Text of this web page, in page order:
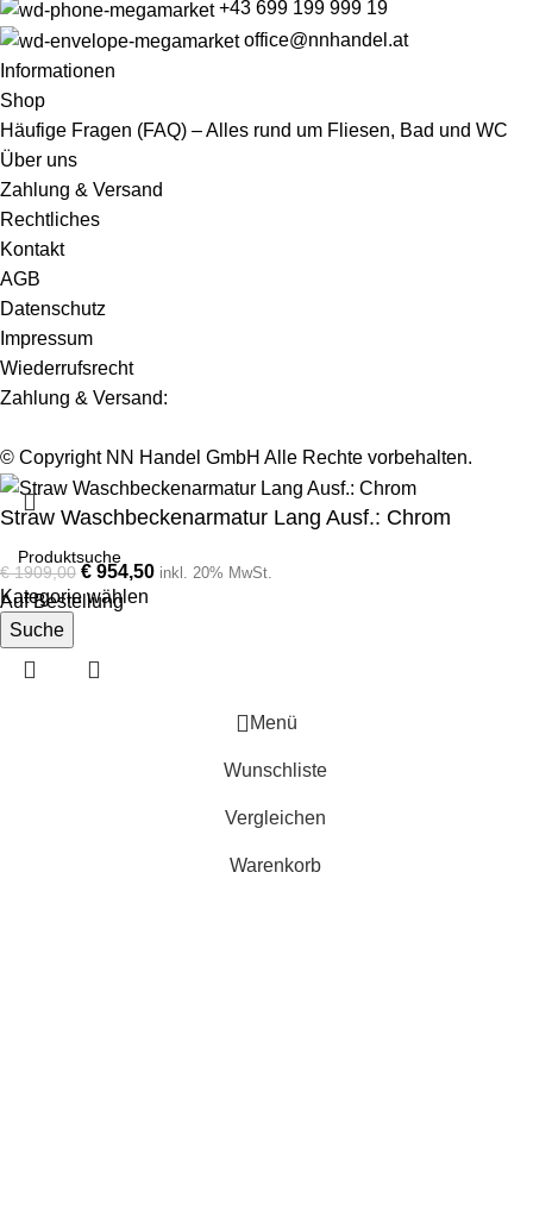
+43 699 199 999 19
office@nnhandel.at
Informationen
Shop
Häufige Fragen (FAQ) – Alles rund um Fliesen, Bad und WC
Über uns
Zahlung & Versand
Rechtliches
Kontakt
AGB
Datenschutz
Impressum
Wiederrufsrecht
Zahlung & Versand:
© Copyright NN Handel GmbH Alle Rechte vorbehalten.
Kategorie wählen
Suche
Straw Waschbeckenarmatur Lang Ausf.: Chrom
€1909,00 € 954,50 inkl. 20% MwSt.
Auf Bestellung
Menü
Wunschliste
Vergleichen
Warenkorb